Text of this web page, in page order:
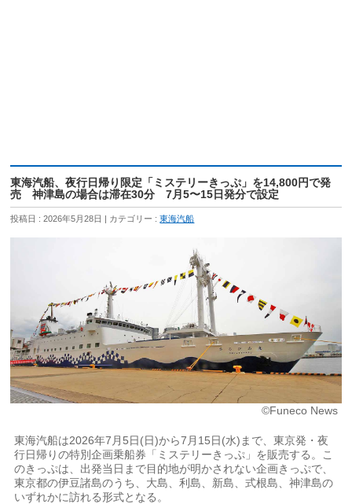
東海汽船、夜行日帰り限定「ミステリーきっぷ」を14,800円で発
売 神津島の場合は滞在30分 7月5〜15日発分で設定
投稿日 : 2026年5月28日 カテゴリー :東海汽船
©Funeco News
東海汽船は2026年7月5日(日)から7月15日(水)まで、東京発・夜
行日帰りの特別企画乗船券「ミステリーきっぷ」を販売する。こ
のきっぷは、出発当日まで目的地が明かされない企画きっぷで、
東京都の伊豆諸島のうち、大島、利島、新島、式根島、神津島の
いずれかに訪れる形式となる。